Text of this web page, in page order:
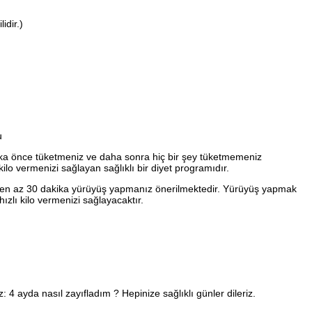
önce tüketmeniz ve daha sonra hiç bir şey tüketmemeniz
sağlayan sağlıklı bir diyet programıdır.
az 30 dakika yürüyüş yapmanız önerilmektedir. Yürüyüş yapmak
kilo vermenizi sağlayacaktır.
ayda nasıl zayıfladım ? Hepinize sağlıklı günler dileriz.